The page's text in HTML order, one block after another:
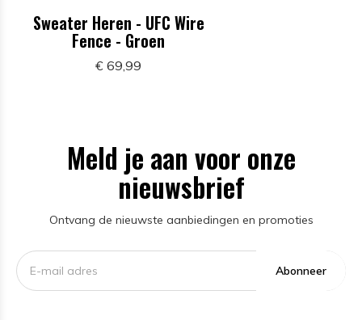
Sweater Heren - UFC Wire
Fence - Groen
€ 69,99
Meld je aan voor onze
nieuwsbrief
Ontvang de nieuwste aanbiedingen en promoties
Abonneer